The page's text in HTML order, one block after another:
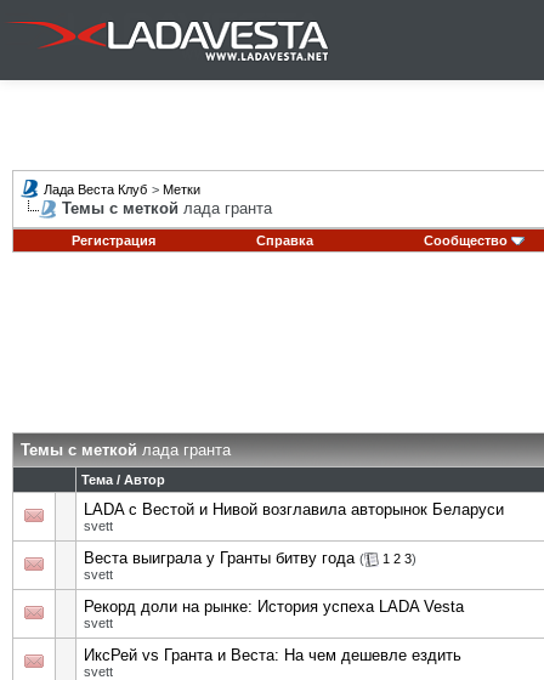
Лада Веста Клуб > Метки
Темы с меткой лада гранта
Регистрация Справка Сообщество
Темы с меткойлада гранта
Тема / Автор
LADA с Вестой и Нивой возглавила авторынок Беларуси
svett
Веста выиграла у Гранты битву года ( 1 2 3)
svett
Рекорд доли на рынке: История успеха LADA Vesta
svett
ИксРей vs Гранта и Веста: На чем дешевле ездить
svett